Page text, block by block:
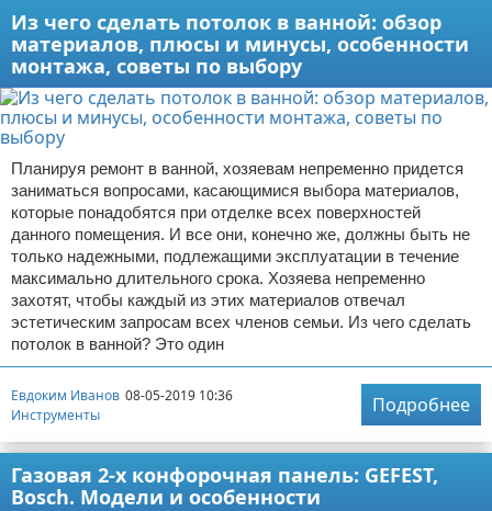
Из чего сделать потолок в ванной: обзор
материалов, плюсы и минусы, особенности
монтажа, советы по выбору
Планируя ремонт в ванной, хозяевам непременно придется
заниматься вопросами, касающимися выбора материалов,
которые понадобятся при отделке всех поверхностей
данного помещения. И все они, конечно же, должны быть не
только надежными, подлежащими эксплуатации в течение
максимально длительного срока. Хозяева непременно
захотят, чтобы каждый из этих материалов отвечал
эстетическим запросам всех членов семьи. Из чего сделать
потолок в ванной? Это один
Евдоким Иванов 08-05-2019 10:36
Инструменты
Подробнее
Газовая 2-х конфорочная панель: GEFEST,
Bosch. Модели и особенности